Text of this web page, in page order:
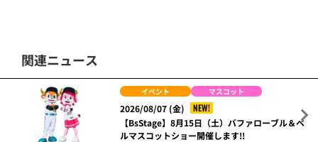
関連ニュース
イベント マスコット
2026/08/07 (金)
NEW!
【BsStage】8月15日（土）バファローブル＆ベ
ルマスコットショー開催します!!